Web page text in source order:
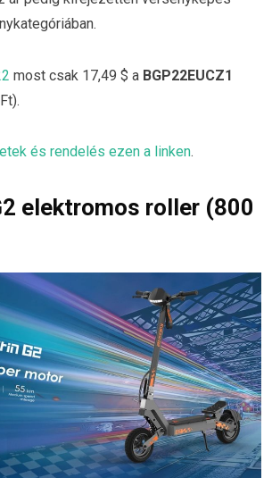
most csak 17,49 $ a BGP22EUCZ1
és rendelés ezen a linken.
elektromos roller (800